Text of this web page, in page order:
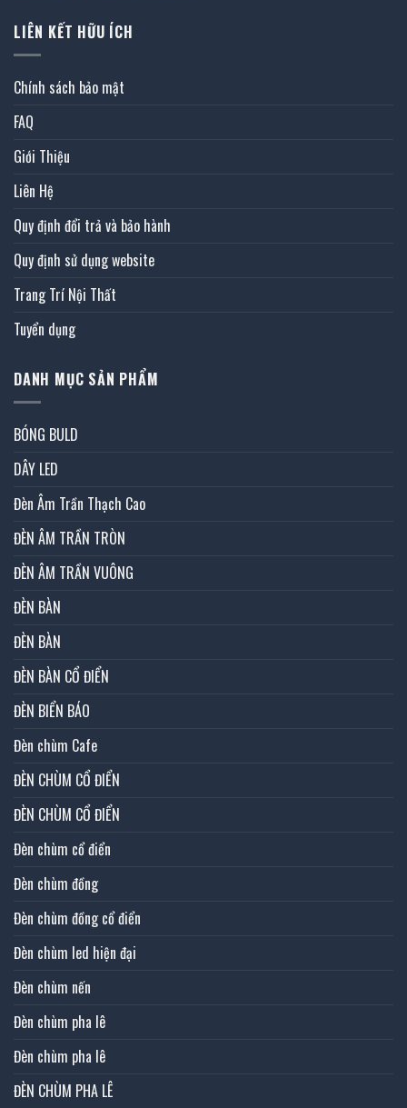
LIÊN KẾT HỮU ÍCH
Chính sách bảo mật
FAQ
Giới Thiệu
Liên Hệ
Quy định đổi trả và bảo hành
Quy định sử dụng website
Trang Trí Nội Thất
Tuyển dụng
DANH MỤC SẢN PHẨM
BÓNG BULD
DÂY LED
Đèn Âm Trần Thạch Cao
ĐÈN ÂM TRẦN TRÒN
ĐÈN ÂM TRẦN VUÔNG
ĐÈN BÀN
ĐÈN BÀN
ĐÈN BÀN CỔ ĐIỂN
ĐÈN BIỂN BÁO
Đèn chùm Cafe
ĐÈN CHÙM CỔ ĐIỂN
ĐÈN CHÙM CỔ ĐIỂN
Đèn chùm cổ điển
Đèn chùm đồng
Đèn chùm đồng cổ điển
Đèn chùm led hiện đại
Đèn chùm nến
Đèn chùm pha lê
Đèn chùm pha lê
ĐÈN CHÙM PHA LÊ